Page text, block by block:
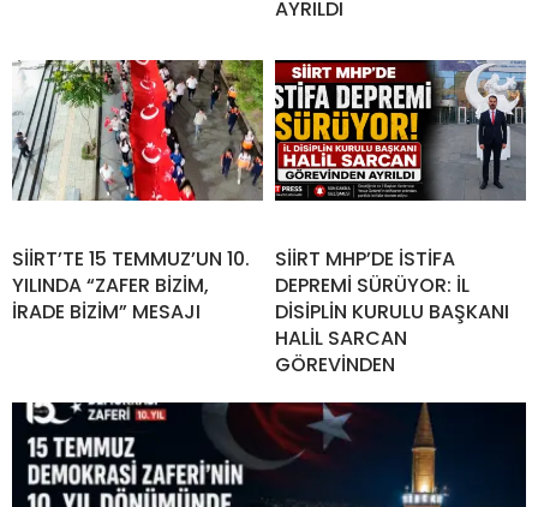
AYRILDI
SİİRT’TE 15 TEMMUZ’UN 10.
YILINDA “ZAFER BİZİM,
İRADE BİZİM” MESAJI
SİİRT MHP’DE İSTİFA
DEPREMİ SÜRÜYOR: İL
DİSİPLİN KURULU BAŞKANI
HALİL SARCAN
GÖREVİNDEN